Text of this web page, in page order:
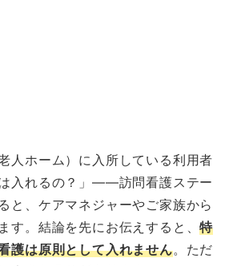
人ホーム）に入所している利用者
入れるの？」——訪問看護ステー
と、ケアマネジャーやご家族から
す。結論を先にお伝えすると、特
護は原則として入れません。ただ